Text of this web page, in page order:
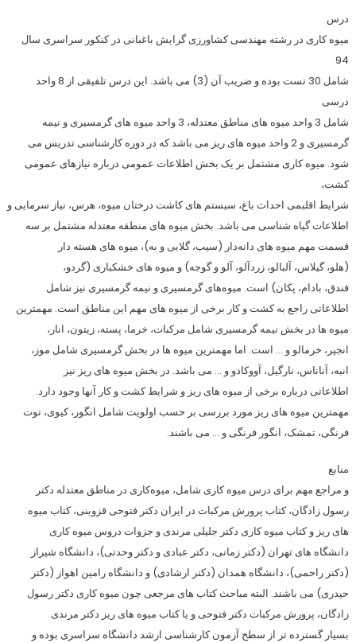
درس
میوه­ کاری در رشته مهندسی کشاورزی گرایش باغبانی در کنکور سراسری سال
94
شامل 30 تست بوده و ضریب آن (3) می ­باشد. این درس تلفیقی از 8 واحد
درسی
شامل 3 واحد میوه­ های مناطق معتدله، 3 واحد میوه ­های گرمسیری و نیمه
گرمسیری و 2 واحد میوه ­های ریز می­ باشد که در دوره کارشناسی تدریس می­
شود. میوه کاری مشتمل بر یک بخش اطلاعات عمومی درباره نیازهای عمومی
کشت،
شرایط اقلیمی احداث باغ، سیستم­ های کاشت درختان میوه، هرس، نیاز سرمایی و
اطلاعات گیاه شناسی می­ باشد. بخش میوه­ های منطقه معتدله مشتمل بر سه
قسمت مهم میوه ­های دانه‌دار (سیب، گلابی و به)، میوه­ های هسته ­دار
(هلو، گیلاس، آلبالو، زردآلو، آلو و گوجه) و میوه­ های خشکباری (گردو،
فندق، بادام، پکان) است. میوه‌های گرمسیری و نیمه گرمسیری نیز شامل
اطلاعاتی راجع به کشت و کار برخی از میوه­ های مهم این مناطق است. مهمترین
میوه ­ها در بخش نیمه گرمسیری شامل مرکبات، خرما، پسته، زیتون، انار،
انجیر، خرمالو و … است. اما مهمترین میوه­ ها در بخش گرمسیری شامل موز،
انبه، آناناس، نارگیل، آووکادو و … می­ باشد. در بخش میوه­ های ریز نیز
اطلاعاتی درباره برخی از میوه­ های ریز و شرایط کشت و کار آنها وجود دارد.
مهمترین میوه­ های ریز مورد بررسی بر حسب اولویت شامل انگور، کیوی، توت
فرنگی، تمشک، انگور فرنگی و … می­ باشند.
منابع
و مراجع مهم برای درس میوه کاری شامل، میوه‌کاری در مناطق معتدله دکتر
رسول زادگان، کتاب پرورش مرکبات در ایران دکتر فتوحی قزوینی، کتاب میوه­
های ریز و کتاب میوه­ کاری دکتر جلیلی مرندی و جزوات دروس میوه کاری
دانشگاه­ های تهران (دکتر زمانی، دکتر عبادی و دکتر وحدتی)، دانشگاه شیراز
(دکتر راحمی)، دانشگاه همدان (دکتر ارشادی) و دانشگاه رامین اهواز (دکتر
حیدری) می­ باشند. البته مباحث کتاب های مرجعی چون میوه کاری دکتر رسول
زادگان، پرورش مرکبات دکتر فتوحی و یا کتاب میوه ­های ریز دکتر مرندی
بسیار گسترده­ تر از سطح آزمون کارشناسی ارشد دانشگاه سراسری بوده و